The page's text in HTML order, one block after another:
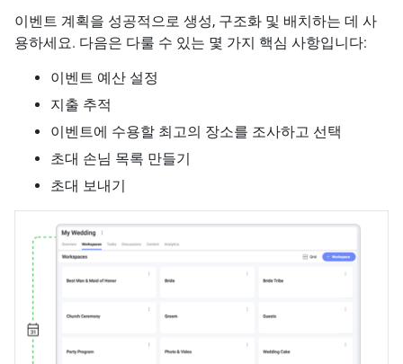
이벤트 계획을 성공적으로 생성, 구조화 및 배치하는 데 사
용하세요. 다음은 다룰 수 있는 몇 가지 핵심 사항입니다:
이벤트 예산 설정
지출 추적
이벤트에 수용할 최고의 장소를 조사하고 선택
초대 손님 목록 만들기
초대 보내기